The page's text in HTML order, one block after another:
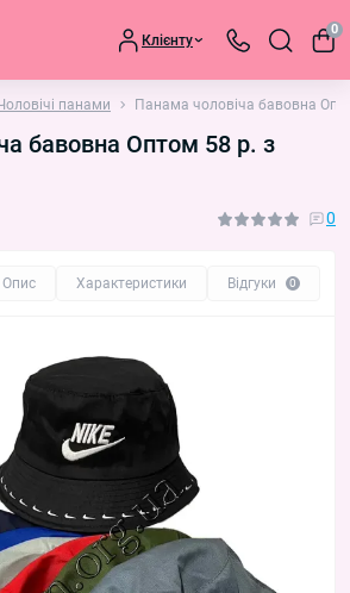
Клієнту
0
панами Панама чоловіча бавовна
бавовна Оптом 58 р. з
0
Опис Характеристики Відгуки 0